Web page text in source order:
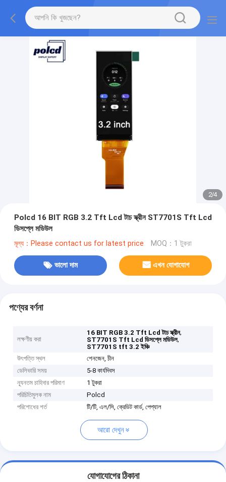
2/4
Polcd 16 BIT RGB 3.2 Tft Lcd টাচ স্ক্রীন ST7701S Tft Lcd
ডিসপ্লে মডিউল
মূল্য：Please contact us for latest price MOQ：1 টুকরা
ভালো দাম এখন যোগাযোগ
পণ্যের বর্ণনা
লক্ষণীয় করা
16 BIT RGB 3.2 Tft Lcd টাচ স্ক্রীন,
ST7701S Tft Lcd ডিসপ্লে মডিউল,
ST7701S tft 3.2 ইঞ্চি
উৎপত্তি স্থল
শেনজেন, চীন
ডেলিভারি সময়
5-8 কার্যদিবস
ন্যূনতম চাহিদার পরিমাণ
1 টুকরা
পরিচিতিমুলক নাম
Polcd
পরিশোধের শর্ত
টি/টি, এল/সি, ক্রেডিট কার্ড, পেপ্যাল
আরো দেখুন
যোগাযোগের ঠিকানা